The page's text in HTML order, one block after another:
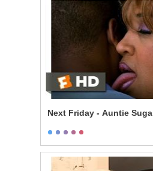
Next Friday - Auntie Suga